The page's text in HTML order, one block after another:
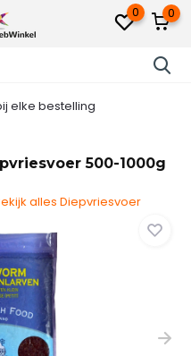
0 0
elke bestelling
500-1000g
alles Diepvriesvoer